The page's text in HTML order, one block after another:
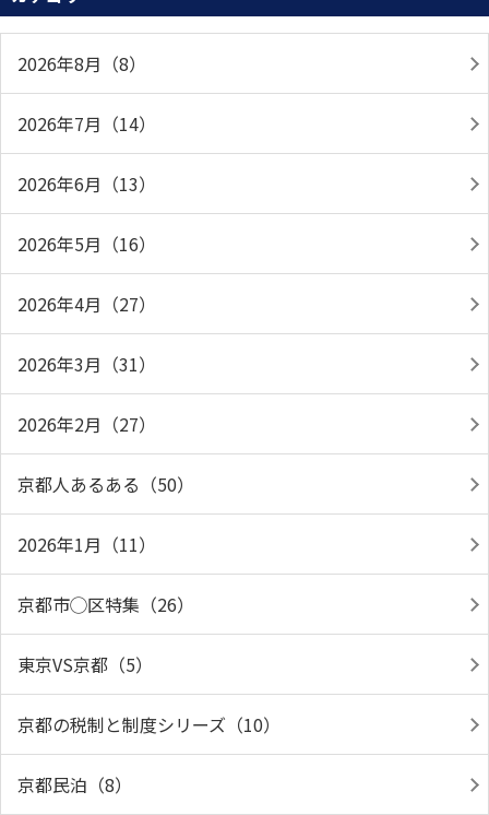
2026年8月（8）
2026年7月（14）
2026年6月（13）
2026年5月（16）
2026年4月（27）
2026年3月（31）
2026年2月（27）
京都人あるある（50）
2026年1月（11）
京都市◯区特集（26）
東京VS京都（5）
京都の税制と制度シリーズ（10）
京都民泊（8）